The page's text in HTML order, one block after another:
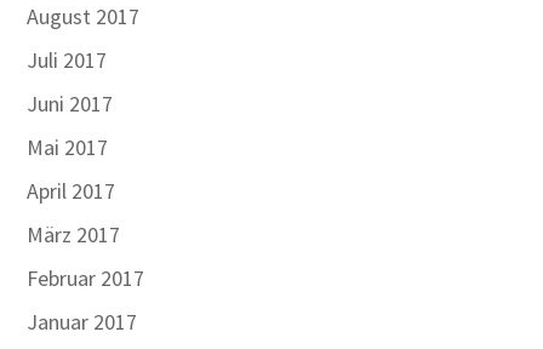
August 2017
Juli 2017
Juni 2017
Mai 2017
April 2017
März 2017
Februar 2017
Januar 2017